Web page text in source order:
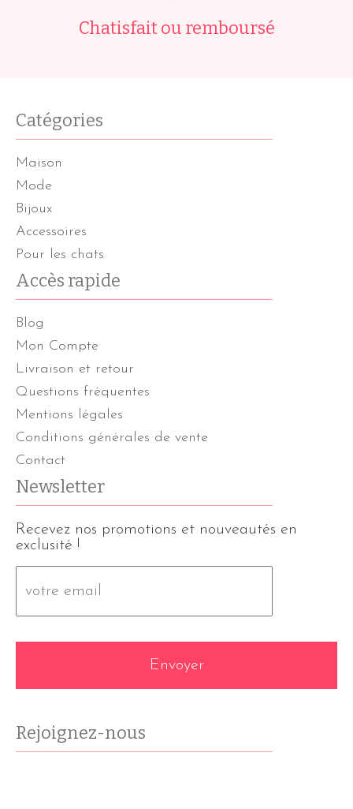
Chatisfait ou remboursé
Catégories
Maison
Mode
Bijoux
Accessoires
Pour les chats
Accès rapide
Blog
Mon Compte
Livraison et retour
Questions fréquentes
Mentions légales
Conditions générales de vente
Contact
Newsletter
Recevez nos promotions et nouveautés en
exclusité !
mail *
Rejoignez-nous